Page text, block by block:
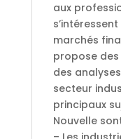
aux
marchés
propose
des
secteur
principaux
Nouvelle